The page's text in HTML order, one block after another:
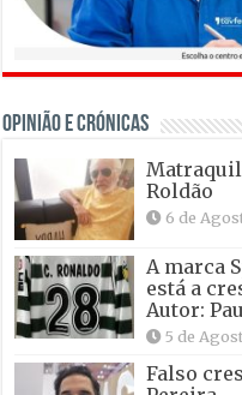
OPINIÃO E CRÓNICAS
Roldão
6 de
A marca
está a
Autor:
5 de
Falso